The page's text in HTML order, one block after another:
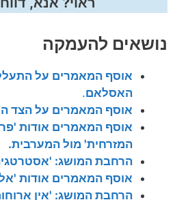
נושאים להעמקה
אוסף המאמרים על
האסלאם.
אוסף המאמרים על הצד
אוסף המאמרים אודות
המזרחית' מול המערבית.
הרחבת המושג:
אוסף המאמרים אודות
הרחבת המושג: 'אין